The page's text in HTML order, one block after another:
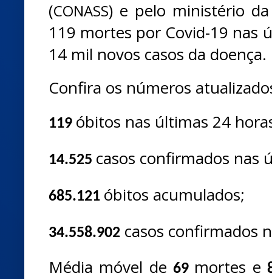
(CONASS) e pelo ministério
119 mortes por Covid-19 nas
14 mil novos casos da doença.
Confira os números
119 óbitos nas últimas 24
14.525 casos confirmados nas
685.121 óbitos acumulados;
34.558.902 casos confirmados
Média móvel de 69 mortes e